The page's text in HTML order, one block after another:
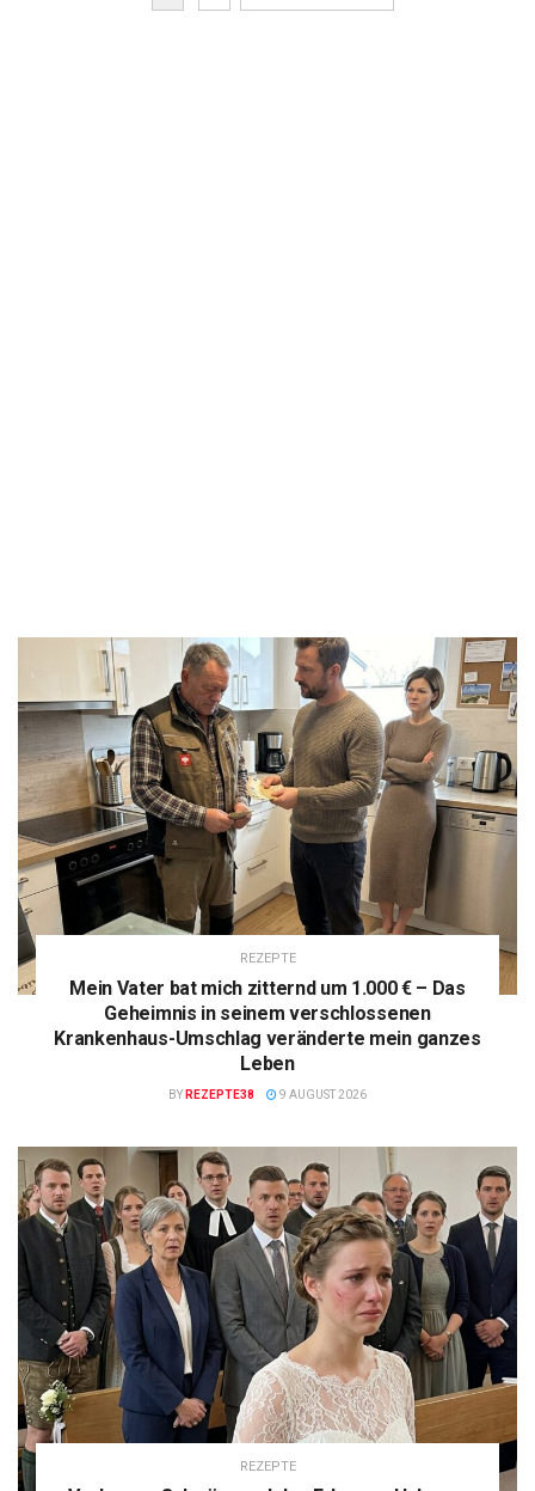
REZEPTE
Mein Vater bat mich zitternd um 1.000 € – Das
Geheimnis in seinem verschlossenen
Krankenhaus-Umschlag veränderte mein ganzes
Leben
BY REZEPTE38 9 AUGUST 2026
REZEPTE